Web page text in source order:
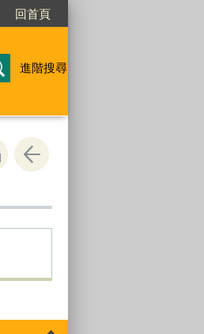
回首頁
進階搜尋